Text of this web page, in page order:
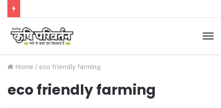
Home / eco friendly farming
eco friendly farming